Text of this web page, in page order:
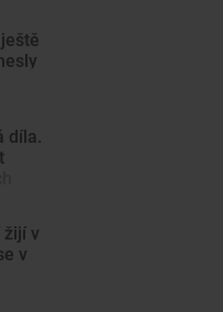
díla.
žijí v
v